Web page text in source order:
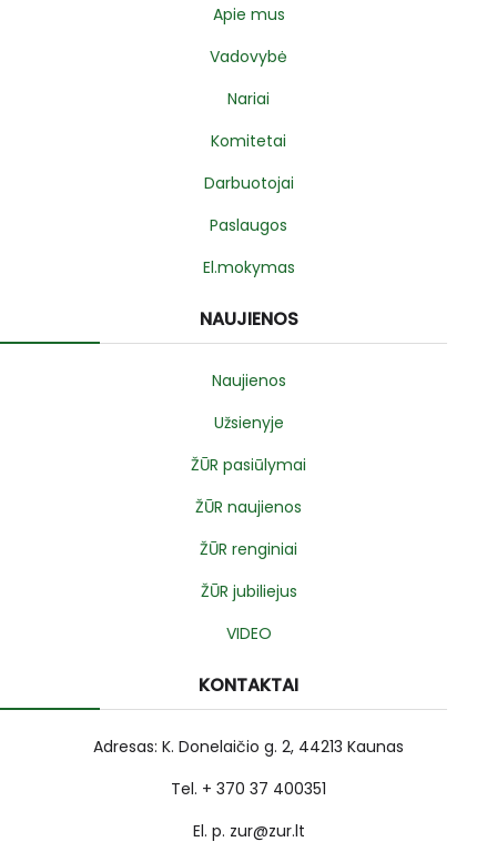
Apie mus
Vadovybė
Nariai
Komitetai
Darbuotojai
Paslaugos
El.mokymas
NAUJIENOS
Naujienos
Užsienyje
ŽŪR pasiūlymai
ŽŪR naujienos
ŽŪR renginiai
ŽŪR jubiliejus
VIDEO
KONTAKTAI
Adresas: K. Donelaičio g. 2, 44213 Kaunas
Tel. + 370 37 400351
El. p. zur@zur.lt